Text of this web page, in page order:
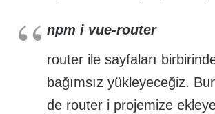
npm i vue-router
router ile sayfaları
bağımsız yükleyeceğiz.
de router i projemize